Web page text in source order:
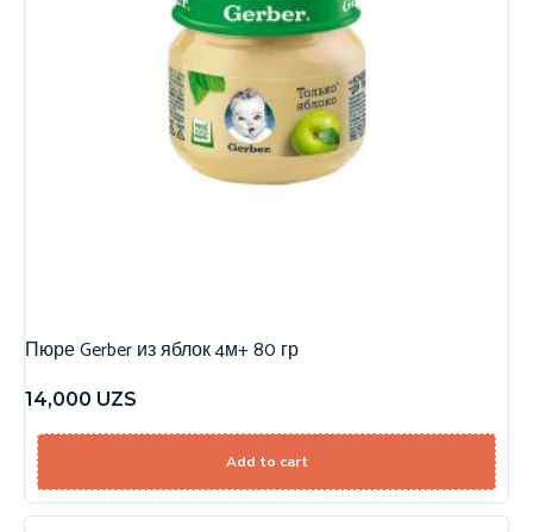
Пюре Gerber из яблок 4м+ 80 гр
14,000 UZS
Add to cart